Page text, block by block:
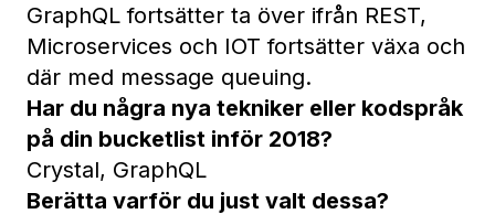
GraphQL fortsätter ta över ifrån REST,
Microservices och IOT fortsätter växa och
där med message queuing.
Har du några nya tekniker eller kodspråk
på din bucketlist inför 2018?
Crystal, GraphQL
Berätta varför du just valt dessa?